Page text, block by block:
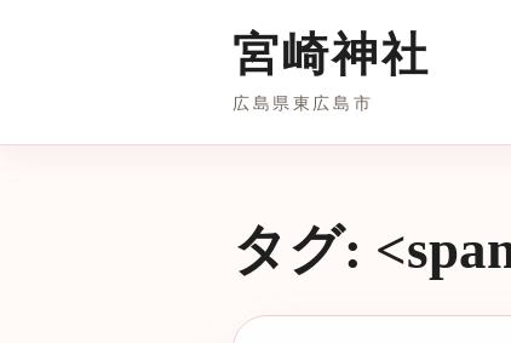
宮崎神社
広島県東広島市
タグ: